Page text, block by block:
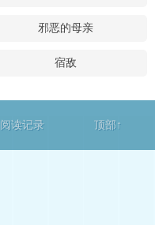
邪恶的母亲
宿敌
阅读记录 顶部↑